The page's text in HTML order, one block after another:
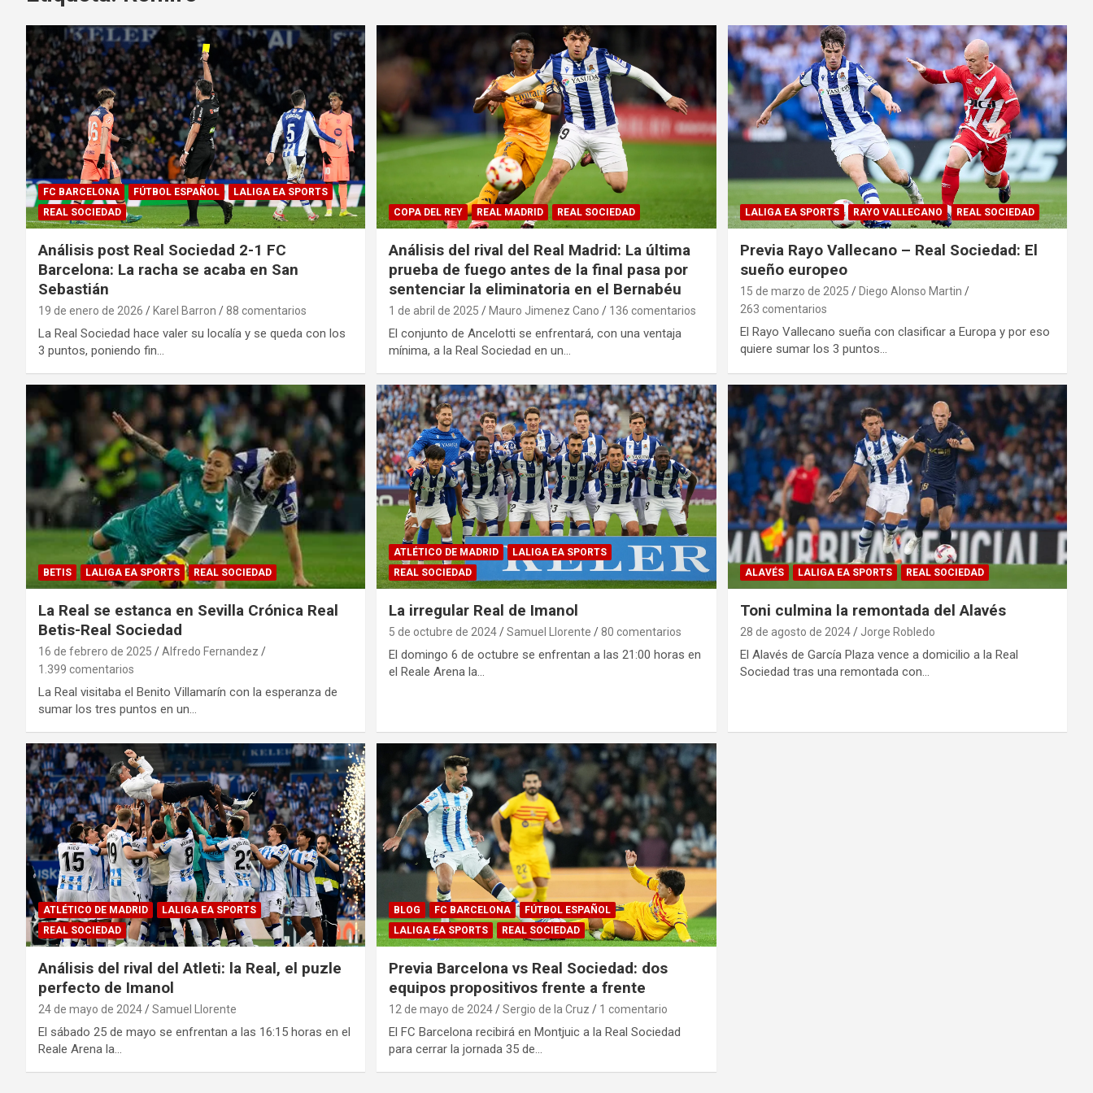
FC BARCELONA FÚTBOL ESPAÑOL
LALIGA EA SPORTS
REAL SOCIEDAD
Análisis post Real Sociedad 2-1 FC
Barcelona: La racha se acaba en San
Sebastián
19 de enero de 2026 Karel Barron 88 comentarios
La Real Sociedad hace valer su localía y se queda con los
3 puntos, poniendo fin…
COPA DEL REY REAL MADRID REAL SOCIEDAD
Análisis del rival del Real Madrid: La última
prueba de fuego antes de la final pasa por
sentenciar la eliminatoria en el Bernabéu
1 de abril de 2025 Mauro Jimenez Cano 136 comentarios
El conjunto de Ancelotti se enfrentará, con una ventaja
mínima, a la Real Sociedad en un…
LALIGA EA SPORTS RAYO VALLECANO REAL SOCIEDAD
Previa Rayo Vallecano – Real Sociedad: El
sueño europeo
15 de marzo de 2025
Diego Alonso Martin
263 comentarios
El Rayo Vallecano sueña con clasificar a Europa y por eso
quiere sumar los 3 puntos…
BETIS LALIGA EA SPORTS REAL SOCIEDAD
La Real se estanca en Sevilla Crónica Real
Betis-Real Sociedad
16 de febrero de 2025
Alfredo Fernandez
1.399 comentarios
La Real visitaba el Benito Villamarín con la esperanza de
sumar los tres puntos en un…
ATLÉTICO DE MADRID
LALIGA EA SPORTS
REAL SOCIEDAD
La irregular Real de Imanol
5 de octubre de 2024 Samuel Llorente 80 comentarios
El domingo 6 de octubre se enfrentan a las 21:00 horas en
el Reale Arena la…
ALAVÉS LALIGA EA SPORTS REAL SOCIEDAD
Toni culmina la remontada del Alavés
28 de agosto de 2024 Jorge Robledo
El Alavés de García Plaza vence a domicilio a la Real
Sociedad tras una remontada con…
ATLÉTICO DE MADRID
LALIGA EA SPORTS
REAL SOCIEDAD
Análisis del rival del Atleti: la Real, el puzle
perfecto de Imanol
24 de mayo de 2024 Samuel Llorente
El sábado 25 de mayo se enfrentan a las 16:15 horas en el
Reale Arena la…
BLOG FC BARCELONA
FÚTBOL ESPAÑOL
LALIGA EA SPORTS
REAL SOCIEDAD
Previa Barcelona vs Real Sociedad: dos
equipos propositivos frente a frente
12 de mayo de 2024 Sergio de la Cruz 1 comentario
El FC Barcelona recibirá en Montjuic a la Real Sociedad
para cerrar la jornada 35 de…